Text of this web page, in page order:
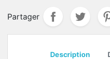
Partager
Description